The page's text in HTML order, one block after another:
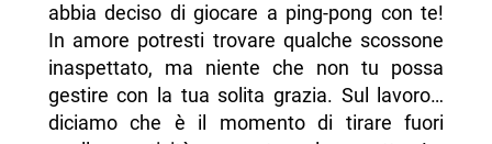
abbia deciso di giocare a ping-pong con te!
In amore potresti trovare qualche scossone
inaspettato, ma niente che non tu possa
gestire con la tua solita grazia. Sul lavoro…
diciamo che è il momento di tirare fuori